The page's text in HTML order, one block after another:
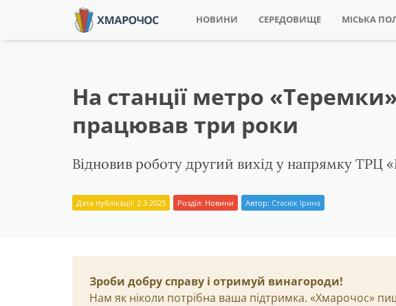
НОВИНИ СЕРЕДОВИЩЕ МІСЬКА
На станції метро
працював три роки
Відновив роботу другий вихід у напрямку ТРЦ
Дата публікації: 2.3.2025 Розділ: Новини Автор: Стасюк Ірина
Зроби добру справу і отримуй винагороди!
Нам як ніколи потрібна ваша підтримка. «Хмарочос»